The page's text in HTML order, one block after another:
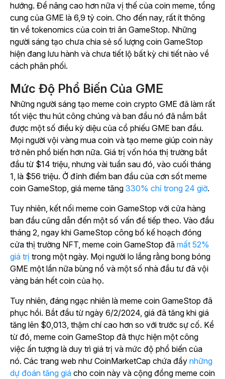
hướng. Để nâng cao hơn nữa vị thế của coin meme, tổng
cung của GME là 6,9 tỷ coin. Cho đến nay, rất ít thông
tin về tokenomics của coin tri ân GameStop. Những
người sáng tạo chưa chia sẻ số lượng coin GameStop
hiện đang lưu hành và chưa tiết lộ bất kỳ chi tiết nào về
cách phân phối.
Mức Độ Phổ Biến Của GME
Những người sáng tạo meme coin crypto GME đã làm rất
tốt việc thu hút công chúng và ban đầu nó đã nắm bắt
được một số điều kỳ diệu của cổ phiếu GME ban đầu.
Mọi người vội vàng mua coin và tạo meme giúp coin này
trở nên phổ biến hơn nữa. Giá trị vốn hóa thị trường bắt
đầu từ $14 triệu, nhưng vài tuần sau đó, vào cuối tháng
1, là $56 triệu. Ở đỉnh điểm ban đầu của cơn sốt meme
coin GameStop, giá meme tăng 330% chỉ trong 24 giờ.
Tuy nhiên, kết nối meme coin GameStop với cửa hàng
ban đầu cũng dẫn đến một số vấn đề tiếp theo. Vào đầu
tháng 2, ngay khi GameStop công bố kế hoạch đóng
cửa thị trường NFT, meme coin GameStop đã mất 52%
giá trị trong một ngày. Mọi người lo lắng rằng bong bóng
GME một lần nữa bùng nổ và một số nhà đầu tư đã vội
vàng bán hết coin của họ.
Tuy nhiên, đáng ngạc nhiên là meme coin GameStop đã
phục hồi. Bắt đầu từ ngày 6/2/2024, giá đã tăng khi giá
tăng lên $0,013, thậm chí cao hơn so với trước sự cố. Kể
từ đó, meme coin GameStop đã thực hiện một công
việc ấn tượng là duy trì giá trị và mức độ phổ biến của
nó. Các trang web như CoinMarketCap chứa đầy những
dự đoán tăng giá cho coin này và cộng đồng meme coin